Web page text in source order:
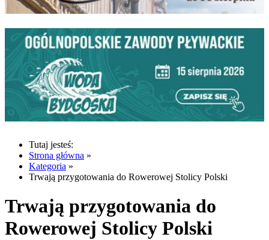
Tutaj jesteś:
Strona główna »
Kategoria »
Trwają przygotowania do Rowerowej Stolicy Polski
Trwają przygotowania do
Rowerowej Stolicy Polski